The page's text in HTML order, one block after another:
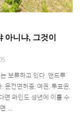
아니냐, 그것이
보류하고 있다. 앤드루
운전면허증, 여권, 투표권,
면 와인도 성년에 이를 수
...